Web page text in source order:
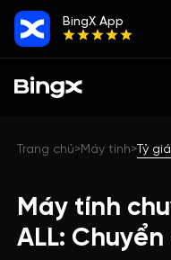
BingX App
Trang chủ>Máy tính>Tỷ
Máy tính
ALL: